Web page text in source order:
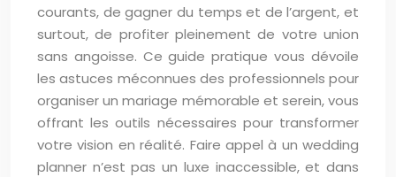
courants, de gagner du temps et de l’argent, et
surtout, de profiter pleinement de votre union
sans angoisse. Ce guide pratique vous dévoile
les astuces méconnues des professionnels pour
organiser un mariage mémorable et serein, vous
offrant les outils nécessaires pour transformer
votre vision en réalité. Faire appel à un wedding
planner n’est pas un luxe inaccessible, et dans